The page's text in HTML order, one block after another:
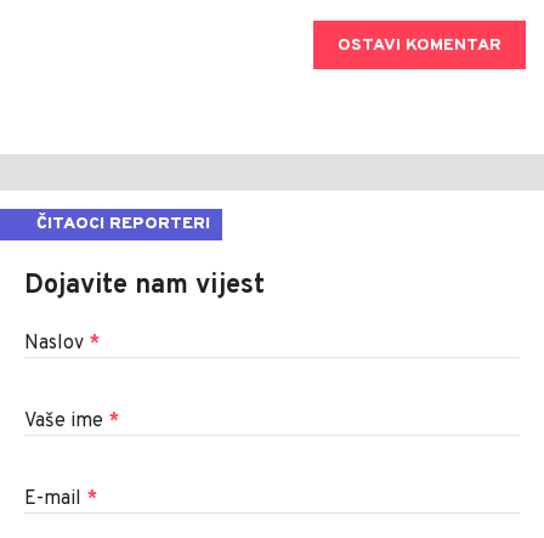
OSTAVI KOMENTAR
ČITAOCI REPORTERI
Dojavite nam vijest
Naslov *
Vaše ime *
E-mail *